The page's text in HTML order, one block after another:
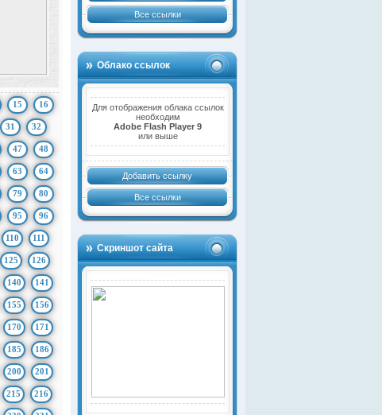
Все ссылки
Облако ссылок
Для отображения облака ссылок
необходим
Adobe Flash Player 9
или выше
Добавить ссылку
Все ссылки
Скриншот сайта
15 16
31 32
47 48
63 64
79 80
95 96
110 111
125 126
140 141
155 156
170 171
185 186
200 201
215 216